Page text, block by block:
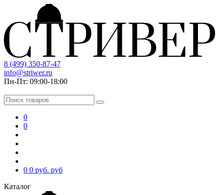
8 (499) 350-87-47
info@striwer.ru
Пн-Пт: 09:00-18:00
0
0
0 0 руб. руб
Каталог